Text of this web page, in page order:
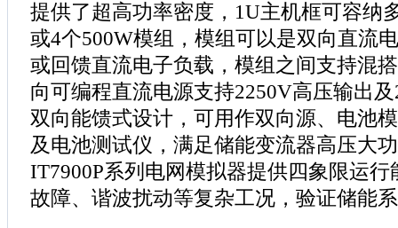
提供了超高功率密度，1U主机框可容纳
或4个500W模组，模组可以是双向直流
或回馈直流电子负载，模组之间支持混
向可编程直流电源支持2250V高压输出
双向能馈式设计，可用作双向源、电池
及电池测试仪，满足储能变流器高压大
IT7900P系列电网模拟器提供四象限运
故障、谐波扰动等复杂工况，验证储能